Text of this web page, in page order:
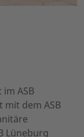
ASB
mit dem ASB
Lüneburg